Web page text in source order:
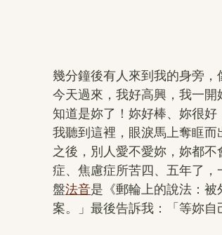
幾分鐘後有人來到我的身旁
今天過來，我好高興，我一
知道是妳了！妳好棒、妳很好
我聽到這裡，眼淚馬上奪眶
之後，別人愛不愛妳，妳都
症、焦慮症所苦四、五年了
盤法音是《郵輪上的說法：
案。」最後告訴我：「等妳自